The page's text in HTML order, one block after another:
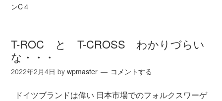
ンC４
T-ROC と T-CROSS わかりづらい
な・・・
2022年2月4日 bywpmaster コメントする
ドイツブランドは偉い 日本市場でのフォルクスワーゲ